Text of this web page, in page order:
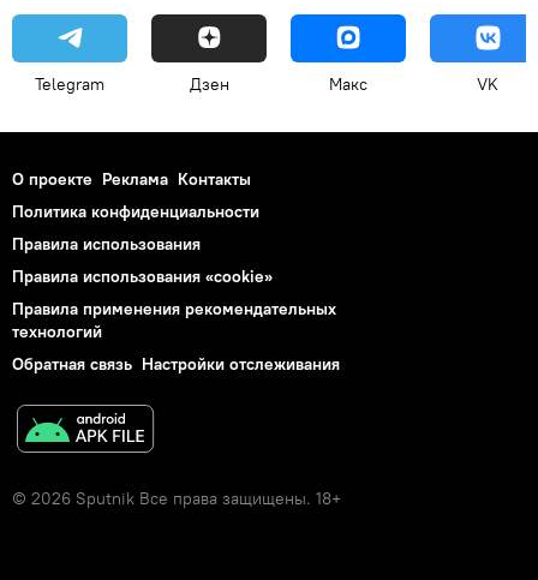
Telegram Дзен Макс VK
О проекте Реклама Контакты
Политика конфиденциальности
Правила использования
Правила использования «cookie»
Правила применения рекомендательных
технологий
Обратная связь Настройки отслеживания
© 2026 Sputnik Все права защищены. 18+